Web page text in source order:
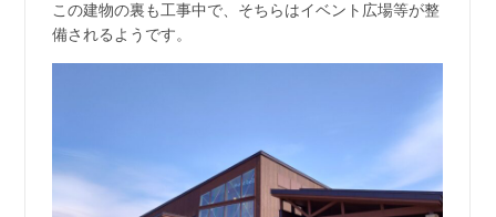
この建物の裏も工事中で、そちらはイベント広場等が整
備されるようです。